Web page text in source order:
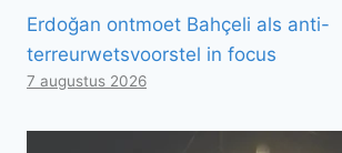
Erdoğan ontmoet Bahçeli als anti-
terreurwetsvoorstel in focus
7 augustus 2026